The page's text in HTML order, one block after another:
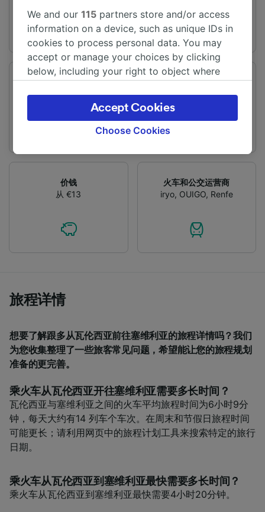
频率
每天有14趟列车
变化
提供直达列车
价钱
从 €13
火车和公交运营商
iryo, OUIGO, Renfe
旅程详情
想要了解跟多从瓦伦西亚前往塞维利亚的旅程详情吗？我们
为您收集整理了一些旅客常见问题，希望能让您的旅程规划
准备的更完善。
乘火车从瓦伦西亚开往塞维利亚需要多长时间？
瓦伦西亚与塞维利亚之间的火车平均旅程时间为6小时9分
钟，每天大约有14 列车个车次。在周末和节假日旅程时间
可能更长；请利用网页中的旅程计划工具来搜索特定的旅行
日期。
乘火车从瓦伦西亚到塞维利亚最快需要多长时间？
乘火车从瓦伦西亚到塞维利亚最快需要4小时20分钟。
We and our115 partners store and/or access
information on a device, such as unique IDs in
cookies to process personal data. You may
accept or manage your choices by clicking
below, including your right to object where
the privacy policy page. These choices will be
signaled to our partners and will not affect
browsing data. Your data will not be used for
track you.
We and our partners process data to provide:
Use precise geolocation data. Actively scan
Personalised advertising and content,
advertising and content measurement,
audience research and services development.
Choose Cookies
Accept Cookies